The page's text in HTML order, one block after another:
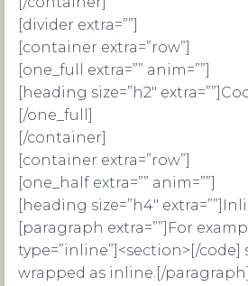
[divider extra=””]
[container extra=”row”]
[one_full extra=”” anim=””]
[heading size=”h2″
[/one_full]
[/container]
[container extra=”row”]
[one_half extra=”” anim=””]
[heading size=”h4″
[paragraph extra=””]For
type=”inline”]<section>[/code]
wrapped as inline.[/paragraph]